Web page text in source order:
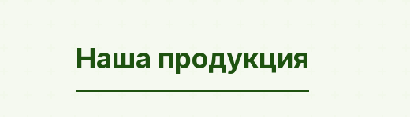
Наша продукция